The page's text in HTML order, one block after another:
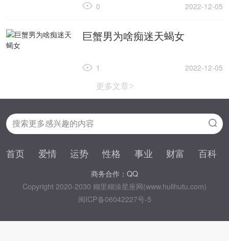
2022-12-05
0
巨蟹男为啥痴迷天蝎女
2022-12-05
1
更多文章
首页 爱情 运势 性格 事业 财富 百科
商务合作：QQ
Copyright 2020-2030 糊里糊涂星座网(www.hulihutu.com)
闽ICP备06042227号-5